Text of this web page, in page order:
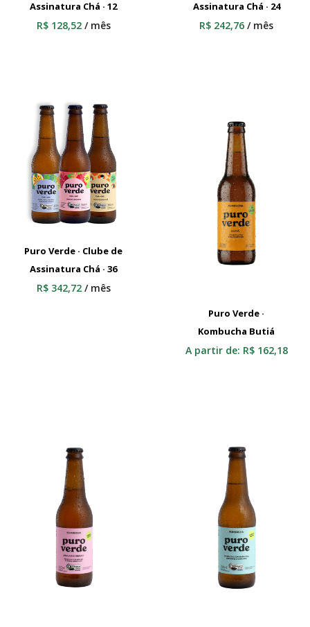
Adicionar Ao Carrinho
Assinatura Chá · 12
R$128,52 / mês
Adicionar Ao Carrinho
Assinatura Chá · 24
R$ 242,76 / mês
Adicionar Ao Carrinho
Puro Verde · Clube de
Assinatura Chá · 36
R$342,72 / mês
Selecionar
Puro Verde ·
Kombucha Butiá
A partir de: R$162,18